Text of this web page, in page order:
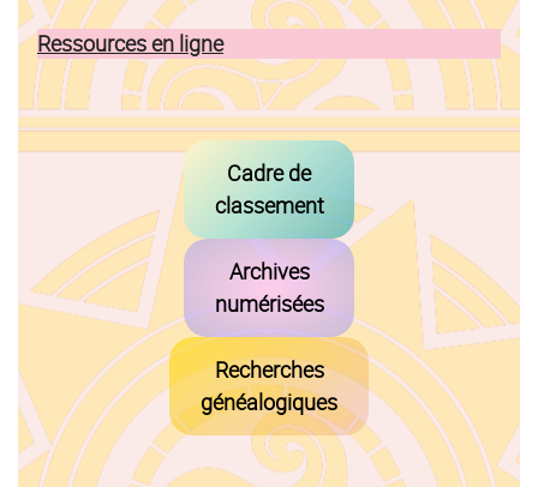
Ressources en ligne
Cadre de
classement
Archives
numérisées
Recherches
généalogiques